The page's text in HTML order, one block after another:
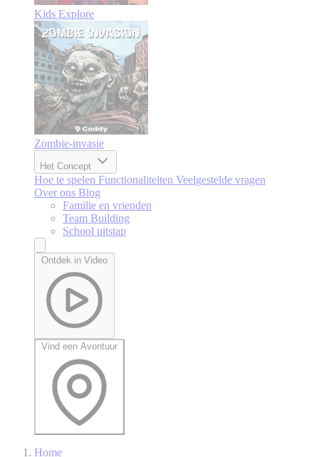
Kids Explore
Zombie-invasie
Het Concept
Hoe te spelen Functionaliteiten Veelgestelde vragen
Over ons Blog
Familie en vrienden
Team Building
School uitstap
Ontdek in Video
Vind een Avontuur
Home